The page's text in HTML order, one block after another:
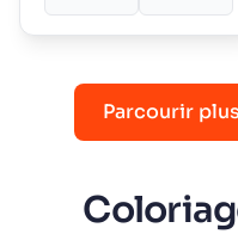
Parcourir